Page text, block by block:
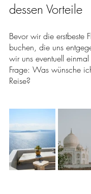
dessen Vorteile
Bevor wir die erstbeste
buchen, die uns
wir uns eventuell
Frage: Was wünsche
Reise?